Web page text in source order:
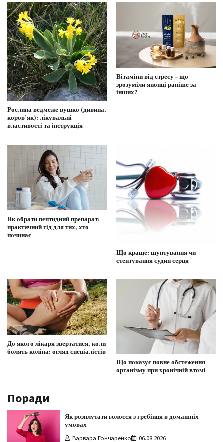
Рослина ведмеже вушко (дивина,
коров’як): лікувальні
властивості та інструкція
Вітаміни від стресу – що
зрозуміли японці раніше за
інших?
Як обрати пептидний препарат:
практичний гід для тих, хто
починає
Що краще: шунтування чи
стентування судин серця
До якого лікаря звертатися, коли
болять коліна: огляд спеціалістів
Що показує повне обстеження
організму при хронічній втомі
Поради
Як розплутати волосся з гребінця в домашніх
умовах
Варвара Гончаренко 06.08.2026